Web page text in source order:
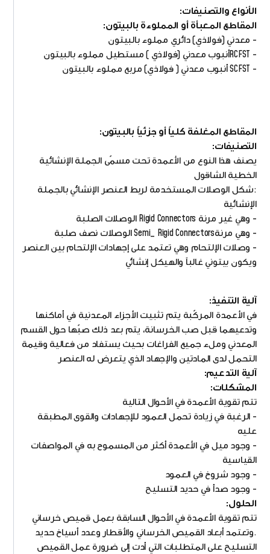
الأنواع والتصنيفات:
المقاطع المعبأة أو المملوءة بالبيتون:
- معدني (فولاذي) دائري مملوء بالبيتون
- RCFSTأنبوب معدني (فولاذي ) مستطيل مملوء بالبيتون
- SCFST أنبوب معدني ( فولاذي) مربع مملوء بالبيتون
المقاطع المغلفة كلياً أو جزئياً بالبيتون:
التصنيفات:
يصنف هذا النوع من الأعمدة تحت مسمّى الجملة الإنشائية
الخطية الشاقول
:شكل الوصلات المستخدمة لربط العنصر الإنشائي بالجملة
الإنشائية
- وهي غير مرنة Rigid Connectors الوصلات الصلبة
- وهي مرنةSemi_ Rigid Connectors الوصلات نصف صلبة
- وصلات الإلتحام وهي تعتمد على إجهادات الإلتحام بين العنصر
ويكون بيتوني غالباً والهيكل إنشائي
آلية التنفيذ:
في الأعمدة المركّبة يتم تثبيت الأجزاء المعدنية في أماكنها
وتدعيهما قبل صب الخرسانة، يتم بعد ذلك صبّها حول القسم
المعدني وملء جميع الفراغات بحيث يستفاد من فعالية وقيمة
التحمل لدى المادتين والإجهاد الذي يتعرض له العنصر
آلية التدعيم:
المشكلات:
تتم تقوية الأعمدة في الأحوال التالية
- الرغبة في زيادة تحمل العمود للإجهادات والقوى المطبقة
عليه
- وجود ميل في الأعمدة أكثر من المسموح به في المواصفات
القياسية
- وجود شروخ في العمود
- وجود صدأ في حديد التسليح
الحلول:
تتم تقوية الأعمدة في الأحوال السابقة بعمل قميص خرساني
.وتعتمد أبعاد القميص الخرساني والأقطار وعدد أسياخ حديد
التسليح على المتطلبات التي أدت إلى ضرورة عمل القميص